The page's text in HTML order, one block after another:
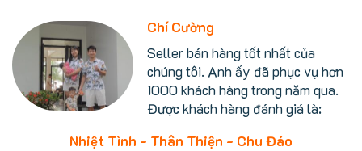
Chí Cường
Seller bán hàng tốt nhất của
chúng tôi. Anh ấy đã phục vụ hơn
1000 khách hàng trong năm qua.
Được khách hàng đánh giá là:
Nhiệt Tình - Thân Thiện - Chu Đáo